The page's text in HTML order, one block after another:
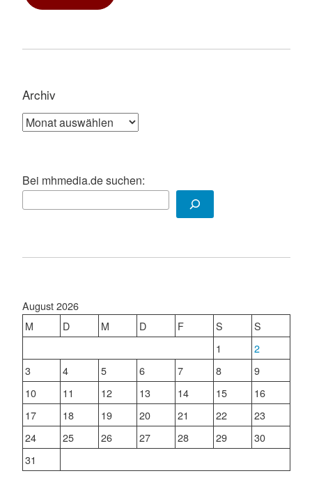
Archiv
Archiv
Bei mhmedia.de suchen:
August 2026
M
D M D F S
S
1
2
3
4 5 6 7 8
9
10
11 12 13 14 15
16
17
18 19 20 21 22
23
24
25 26 27 28 29
30
31